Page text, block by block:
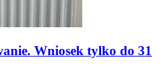
Wniosek tylko do 31